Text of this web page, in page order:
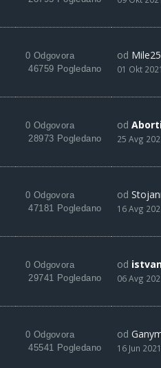
0 Odgovora
46759 Pogledano
od Mile25
01 Okt
0 Odgovora
28973 Pogledano
od
25 Avg
0 Odgovora
47181 Pogledano
od
16 Avg
0 Odgovora
29741 Pogledano
od
06 Avg
0 Odgovora
45541 Pogledano
od
16 Jun